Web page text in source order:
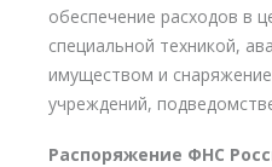
обеспечение расходов в
специальной техникой,
имуществом и
учреждений,
Распоряжение ФНС